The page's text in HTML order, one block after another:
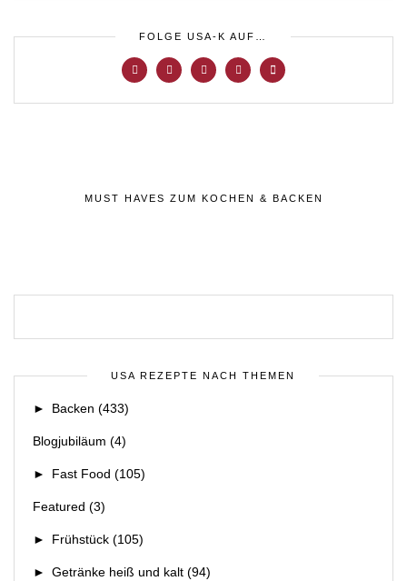
FOLGE USA-K AUF…
MUST HAVES ZUM KOCHEN & BACKEN
USA REZEPTE NACH THEMEN
► Backen (433)
Blogjubiläum (4)
► Fast Food (105)
Featured (3)
► Frühstück (105)
► Getränke heiß und kalt (94)